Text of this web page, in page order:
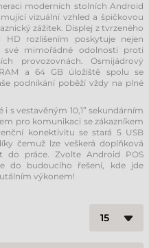
moderních stolních Android
vizuální vzhled a špičkovou
zážitek. Displej z tvrzeného
HD rozlišením poskytuje nejen
své mimořádné odolnosti proti
provozovnách. Osmijádrový
a 64 GB úložiště spolu se
podnikání poběží vždy na plné
s vestavěným 10,1” sekundárním
pro komunikaci se zákazníkem
konektivitu se stará 5 USB
čemuž lze veškerá doplňková
do práce. Zvolte Android POS
do budoucího řešení, kde jde
výkonem!